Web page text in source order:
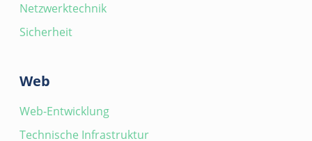
Netzwerktechnik
Sicherheit
Web
Web-Entwicklung
Technische Infrastruktur